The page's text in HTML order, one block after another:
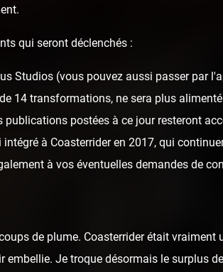
de Silver
qui seront déclenchés :
Studios (vous pouvez aussi passer par
14 transformations, ne sera plus
postées à ce jour resteront
à Coasterrider en 2017, qui
à vos éventuelles demandes de
de plume. Coasterrider était vraiment
Je troque désormais le surplus